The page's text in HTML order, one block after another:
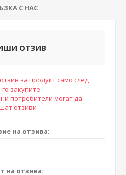
С НАС
ОТЗИВ
за продукт само след
закупите.
потребители могат да
отзиви
на отзива:
на отзива: